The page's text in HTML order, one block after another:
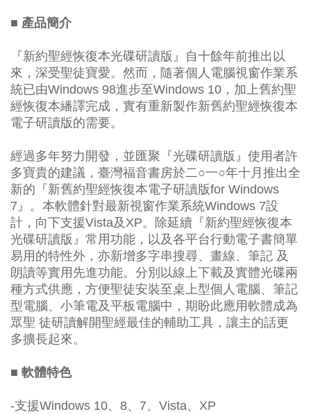
■ 產品簡介
『新約聖經恢復本光碟研讀版』自十餘年前推出以
來，深受聖徒寶愛。然而，隨著個人電腦視窗作業系
統已由Windows 98進步至Windows 10，加上舊約聖
經恢復本繙譯完成，實有重新製作新舊約聖經恢復本
電子研讀版的需要。
經過多年努力開發，並匯聚『光碟研讀版』使用者許
多寶貴的建議，臺灣福音書房於二○一○年十月推出全
新的『新舊約聖經恢復本電子研讀版for Windows
7』。本軟體針對最新視窗作業系統Windows 7設
計，向下支援Vista及XP。除延續『新約聖經恢復本
光碟研讀版』常用功能，以及各平台行動電子書簡單
易用的特性外，亦新增多字串搜尋、畫線、筆記 及
朗讀等實用先進功能。分別以線上下載及實體光碟兩
種方式供應，方便聖徒安裝至桌上型個人電腦、筆記
型電腦、小筆電及平板電腦中，期盼此應用軟體成為
眾聖 徒研讀解開聖經最佳的輔助工具，讓主的話更
多擴長起來。
■ 軟體特色
-支援Windows 10、8、7、Vista、XP